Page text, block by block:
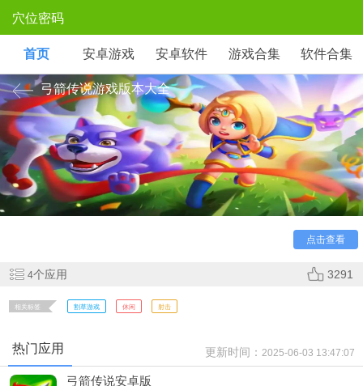
穴位密码
首页 安卓游戏 安卓软件 游戏合集 软件合集
弓箭传说游戏版本大全
点击查看
《弓箭传说》是一款roguelike地牢冒险手游，玩家操控弓
箭手在随机生成的地图中战斗。通过击败敌人获取技能升级，
组合不同箭术特效形成独特流派。简单操作搭配深度Build策
略，像素画风与快节奏战斗带来爽快体验。
4个应用 3291
相关标签 割草游戏 休闲 射击
热门应用 更新时间： 2025-06-03 13:47:07
弓箭传说安卓版